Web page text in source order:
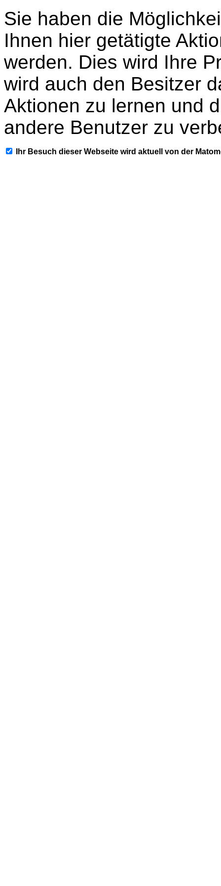
Sie haben die
Ihnen hier getätigte
werden. Dies wird Ihre
wird auch den Besitzer
Aktionen zu lernen und
andere Benutzer zu
Ihr Besuch dieser Webseite wird aktuell von der